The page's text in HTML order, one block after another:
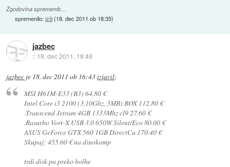
Zgodovina sprememb…
spremenilo:iziii(18. dec 2011 ob 18:35)
jazbec
:: 18. dec 2011, 18:48
jazbec je 18. dec 2011 ob 16:43izjavil:
MSI H61M-E33 (B3) 64.80 €
Intel Core i3 2100 (3,10Ghz, 3MB) BOX 112.80 €
.Transcend Jetram 4GB 1333Mhz cl9 27.60 €
.Rasurbo Vort-X USB 3.0 650W Silent/Eco 80.00 €
ASUS GeForce GTX 560 1GB DirectCu 170.40 €
Skupaj: 455.60 € na dinokomp
trdi disk pa preko bolhe